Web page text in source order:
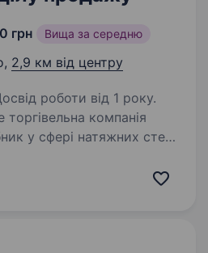
грн Вища за середню
2,9 км від центру
роботи від 1 року.
компанія
у сфері натяжних стель
стель, цінуємо